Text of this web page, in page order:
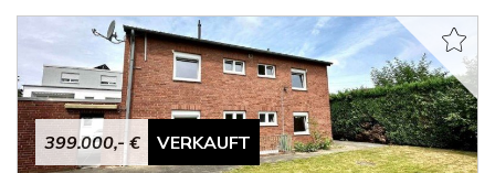
399.000,- € VERKAUFT